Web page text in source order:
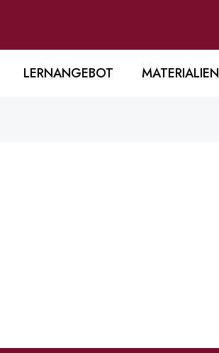
LERNANGEBOT MATERIALIEN